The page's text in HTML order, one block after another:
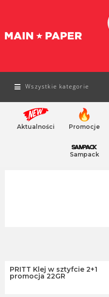
Wszystkie kategorie
Aktualności Promocje
Sampack
Materiały Piśmiennicze
Pleacaki i piórniki
PRITT Klej w sztyfcie 2+1
promocja 22GR